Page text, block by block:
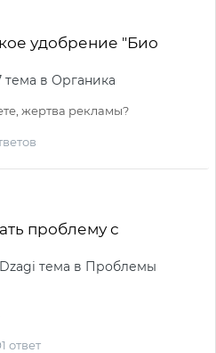
удобрение "Био
тема в Органика
жертва рекламы?
проблему с
тема в Проблемы
ответ